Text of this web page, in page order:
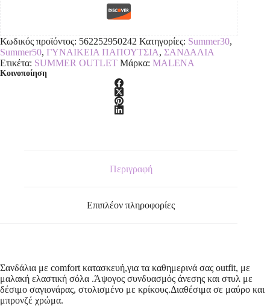
Κωδικός προϊόντος: 562252950242 Κατηγορίες: Summer30,
Summer50, ΓΥΝΑΙΚΕΙΑ ΠΑΠΟΥΤΣΙΑ, ΣΑΝΔΑΛΙΑ
Ετικέτα: SUMMER OUTLET Μάρκα: MALENA
Κοινοποίηση
Περιγραφή
Επιπλέον πληροφορίες
Σανδάλια με comfort κατασκευή,για τα καθημερινά σας outfit, με
μαλακή ελαστική σόλα .Άψογος συνδυασμός άνεσης και στυλ με
δέσιμο σαγιονάρας, στολισμένο με κρίκους.Διαθέσιμα σε μαύρο και
μπρονζέ χρώμα.